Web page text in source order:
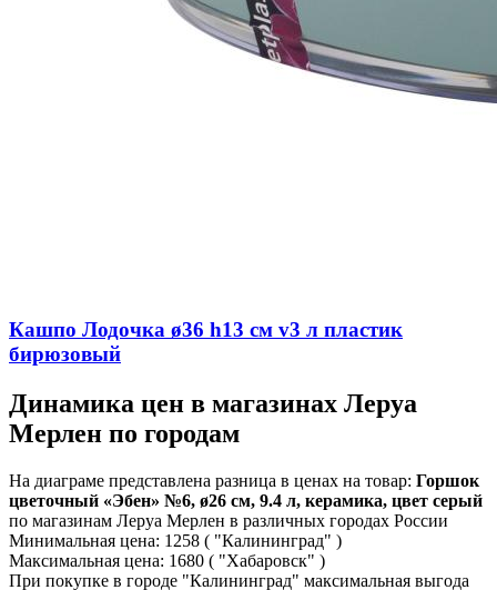
Кашпо Лодочка ø36 h13 см v3 л пластик
бирюзовый
Динамика цен в магазинах Леруа
Мерлен по городам
На диаграме представлена разница в ценах на товар: Горшок
цветочный «Эбен» №6, ø26 см, 9.4 л, керамика, цвет серый
по магазинам Леруа Мерлен в различных городах России
Минимальная цена: 1258 ( "Калининград" )
Максимальная цена: 1680 ( "Хабаровск" )
При покупке в городе "Калининград" максимальная выгода